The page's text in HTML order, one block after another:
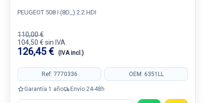
PEUGEOT 508 I (8D_) 2.2 HDI
110,00 €
104,50 € sin IVA.
126,45 € (IVA incl.)
Ref: 7770336 OEM: 6351LL
Garantía 1 año Envío 24-48h